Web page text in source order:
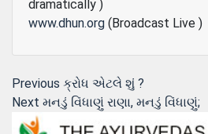
dramatically )
www.dhun.org (Broadcast Live )
Post
navigation
Previous Previous
post:
ક્રોધ એટલે શું ?
Next Next
મનડું વિંધાણું રાણા, મનડું વિંધાણું;